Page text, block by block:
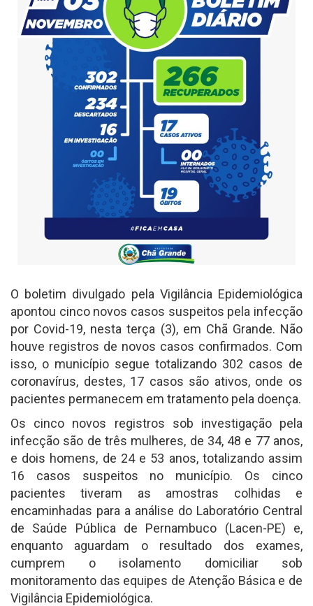
O boletim divulgado pela Vigilância Epidemiológica
apontou cinco novos casos suspeitos pela infecção
por Covid-19, nesta terça (3), em Chã Grande. Não
houve registros de novos casos confirmados. Com
isso, o município segue totalizando 302 casos de
coronavírus, destes, 17 casos são ativos, onde os
pacientes permanecem em tratamento pela doença.
Os cinco novos registros sob investigação pela
infecção são de três mulheres, de 34, 48 e 77 anos,
e dois homens, de 24 e 53 anos, totalizando assim
16 casos suspeitos no município. Os cinco
pacientes tiveram as amostras colhidas e
encaminhadas para a análise do Laboratório Central
de Saúde Pública de Pernambuco (Lacen-PE) e,
enquanto aguardam o resultado dos exames,
cumprem o isolamento domiciliar sob
monitoramento das equipes de Atenção Básica e de
Vigilância Epidemiológica.